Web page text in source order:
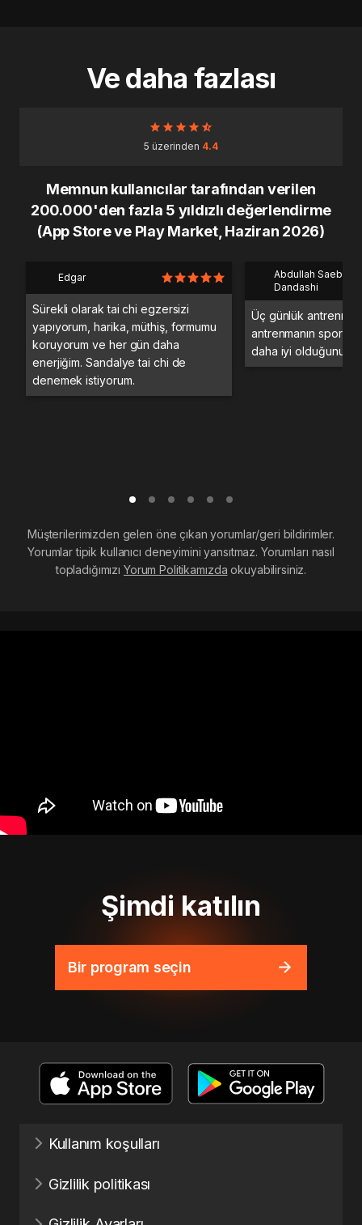
Ve daha fazlası
5 üzerinden 4.4
Memnun kullanıcılar tarafından verilen
200.000'den fazla 5 yıldızlı değerlendirme
(App Store ve Play Market, Haziran 2026)
Edgar
Sürekli olarak tai chi egzersizi
yapıyorum, harika, müthiş, formumu
koruyorum ve her gün daha
enerjiğim. Sandalye tai chi de
denemek istiyorum.
Abdullah Saeb Al
Dandashi
Üç günlük
antrenmanın spor
daha iyi olduğunu
Müşterilerimizden gelen öne çıkan yorumlar/geri bildirimler.
Yorumlar tipik kullanıcı deneyimini yansıtmaz. Yorumları nasıl
topladığımızı Yorum Politikamızda okuyabilirsiniz.
Şimdi katılın
Bir program seçin
Kullanım koşulları
Gizlilik politikası